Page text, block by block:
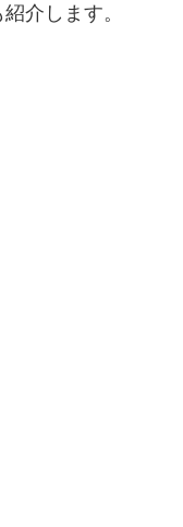
介します。